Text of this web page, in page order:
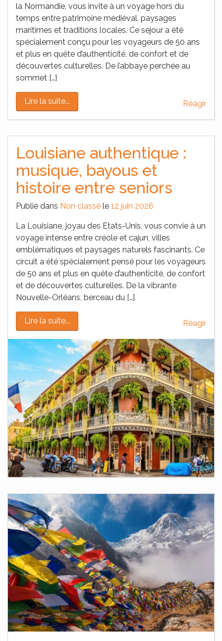
la Normandie, vous invite à un voyage hors du
temps entre patrimoine médiéval, paysages
maritimes et traditions locales. Ce séjour a été
spécialement conçu pour les voyageurs de 50 ans
et plus en quête d’authenticité, de confort et de
découvertes culturelles. De l’abbaye perchée au
sommet […]
Lire la suite... Réagir
Louisiane authentique :
musique, bayous et
histoire entre seniors
Publié dans Non classé le 12 juin 2026
La Louisiane, joyau des Etats-Unis, vous convie à un
voyage intense entre créole et cajun, villes
emblématiques et paysages naturels fascinants. Ce
circuit a été spécialement pensé pour les voyageurs
de 50 ans et plus en quête d’authenticité, de confort
et de découvertes culturelles. De la vibrante
Nouvelle-Orléans, berceau du […]
Lire la suite... Réagir